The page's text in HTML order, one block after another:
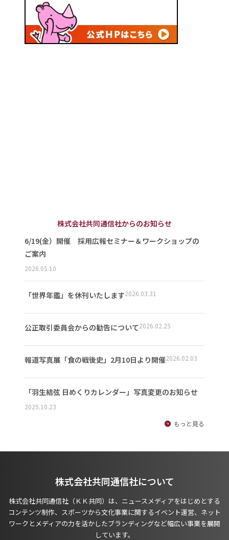
株式会社共同通信社からのお知らせ
6/19(金）開催 採用広報セミナー＆ワークショップの
ご案内
2026.05.10
「世界年鑑」を休刊いたします2026.03.31
公正取引委員会からの勧告について2026.02.25
報道写真展「食の戦後史」2月10日より開催2026.02.03
「羽生結弦 日めくりカレンダー」写真変更のお知らせ
2025.10.23
もっと見る
株式会社共同通信社について
株式会社共同通信社（ＫＫ共同）は、ニュースメディアをはじめとする
コンテンツ制作、スポーツから文化事業に関するイベント運営、ネット
ワークとメディアの力を活かしたブランディングなど幅広い事業を展開
しています。